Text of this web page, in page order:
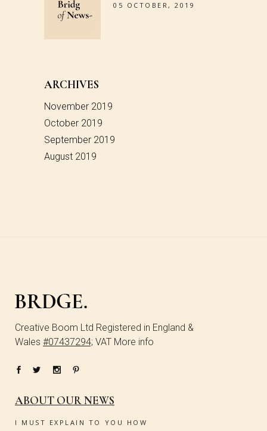
05 OCTOBER, 2019
ARCHIVES
November 2019
October 2019
September 2019
August 2019
Creative Boom Ltd Registered in England &
Wales #07437294; VAT More info
ABOUT OUR NEWS
I MUST EXPLAIN TO YOU HOW